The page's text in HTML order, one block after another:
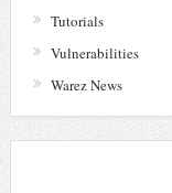
Tutorials
Vulnerabilities
Warez News